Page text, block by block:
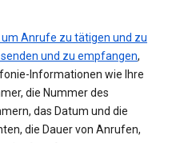
um Anrufe zu tätigen und zu
und zu empfangen,
Informationen wie Ihre
die Nummer des
das Datum und die
die Dauer von Anrufen,